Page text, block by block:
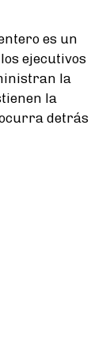
es un
ejecutivos
la
la
detrás